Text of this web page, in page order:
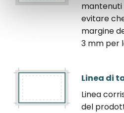
evitare
margine
3 mm per
Linea di
Linea
del